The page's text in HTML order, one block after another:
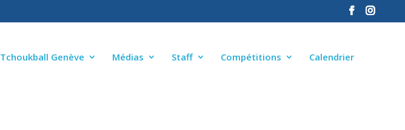
Tchoukball Genève Médias Staff Compétitions Calendrier